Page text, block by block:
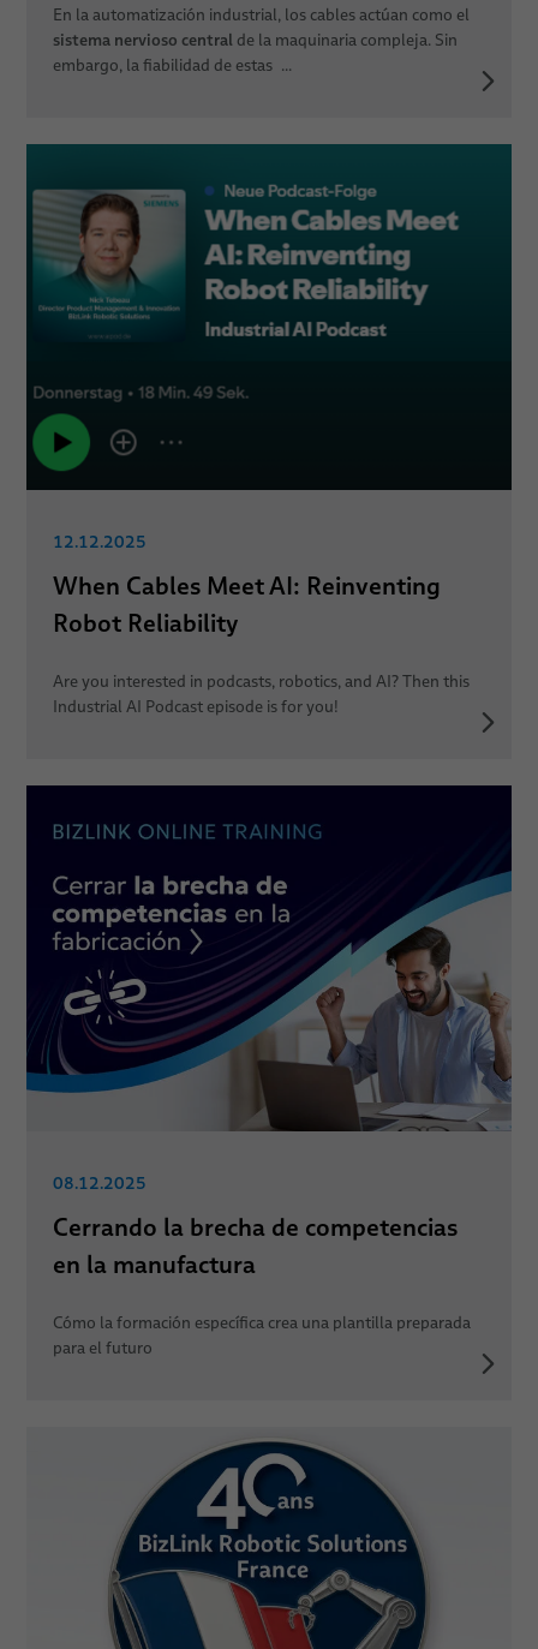
En la automatización industrial, los cables actúan como el
sistema nervioso centralde la maquinaria compleja. Sin
embargo, la fiabilidad de estas ...
12.12.2025
When Cables Meet AI: Reinventing
Robot Reliability
Are you interested in podcasts, robotics, and AI? Then this
Industrial AI Podcast episode is for you!
08.12.2025
Cerrando la brecha de competencias
en la manufactura
Cómo la formación específica crea una plantilla preparada
para el futuro